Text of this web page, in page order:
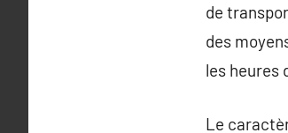
de
des
les heures
Le